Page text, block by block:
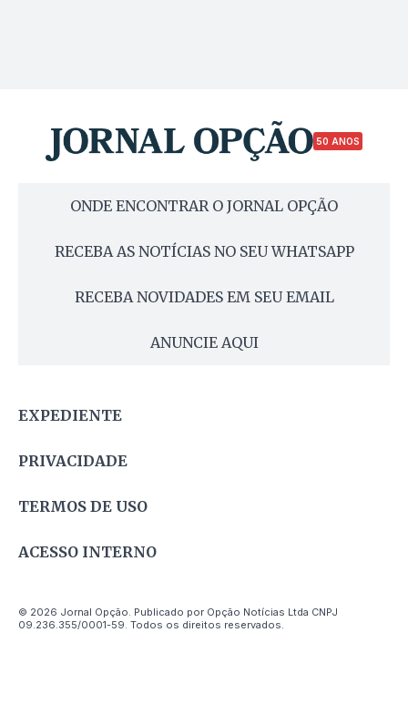
50 ANOS
ONDE ENCONTRAR O JORNAL OPÇÃO
RECEBA AS NOTÍCIAS NO SEU WHATSAPP
RECEBA NOVIDADES EM SEU EMAIL
ANUNCIE AQUI
EXPEDIENTE
PRIVACIDADE
TERMOS DE USO
ACESSO INTERNO
© 2026 Jornal Opção. Publicado por Opção Notícias Ltda CNPJ
09.236.355/0001-59. Todos os direitos reservados.